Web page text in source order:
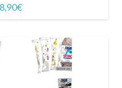
€